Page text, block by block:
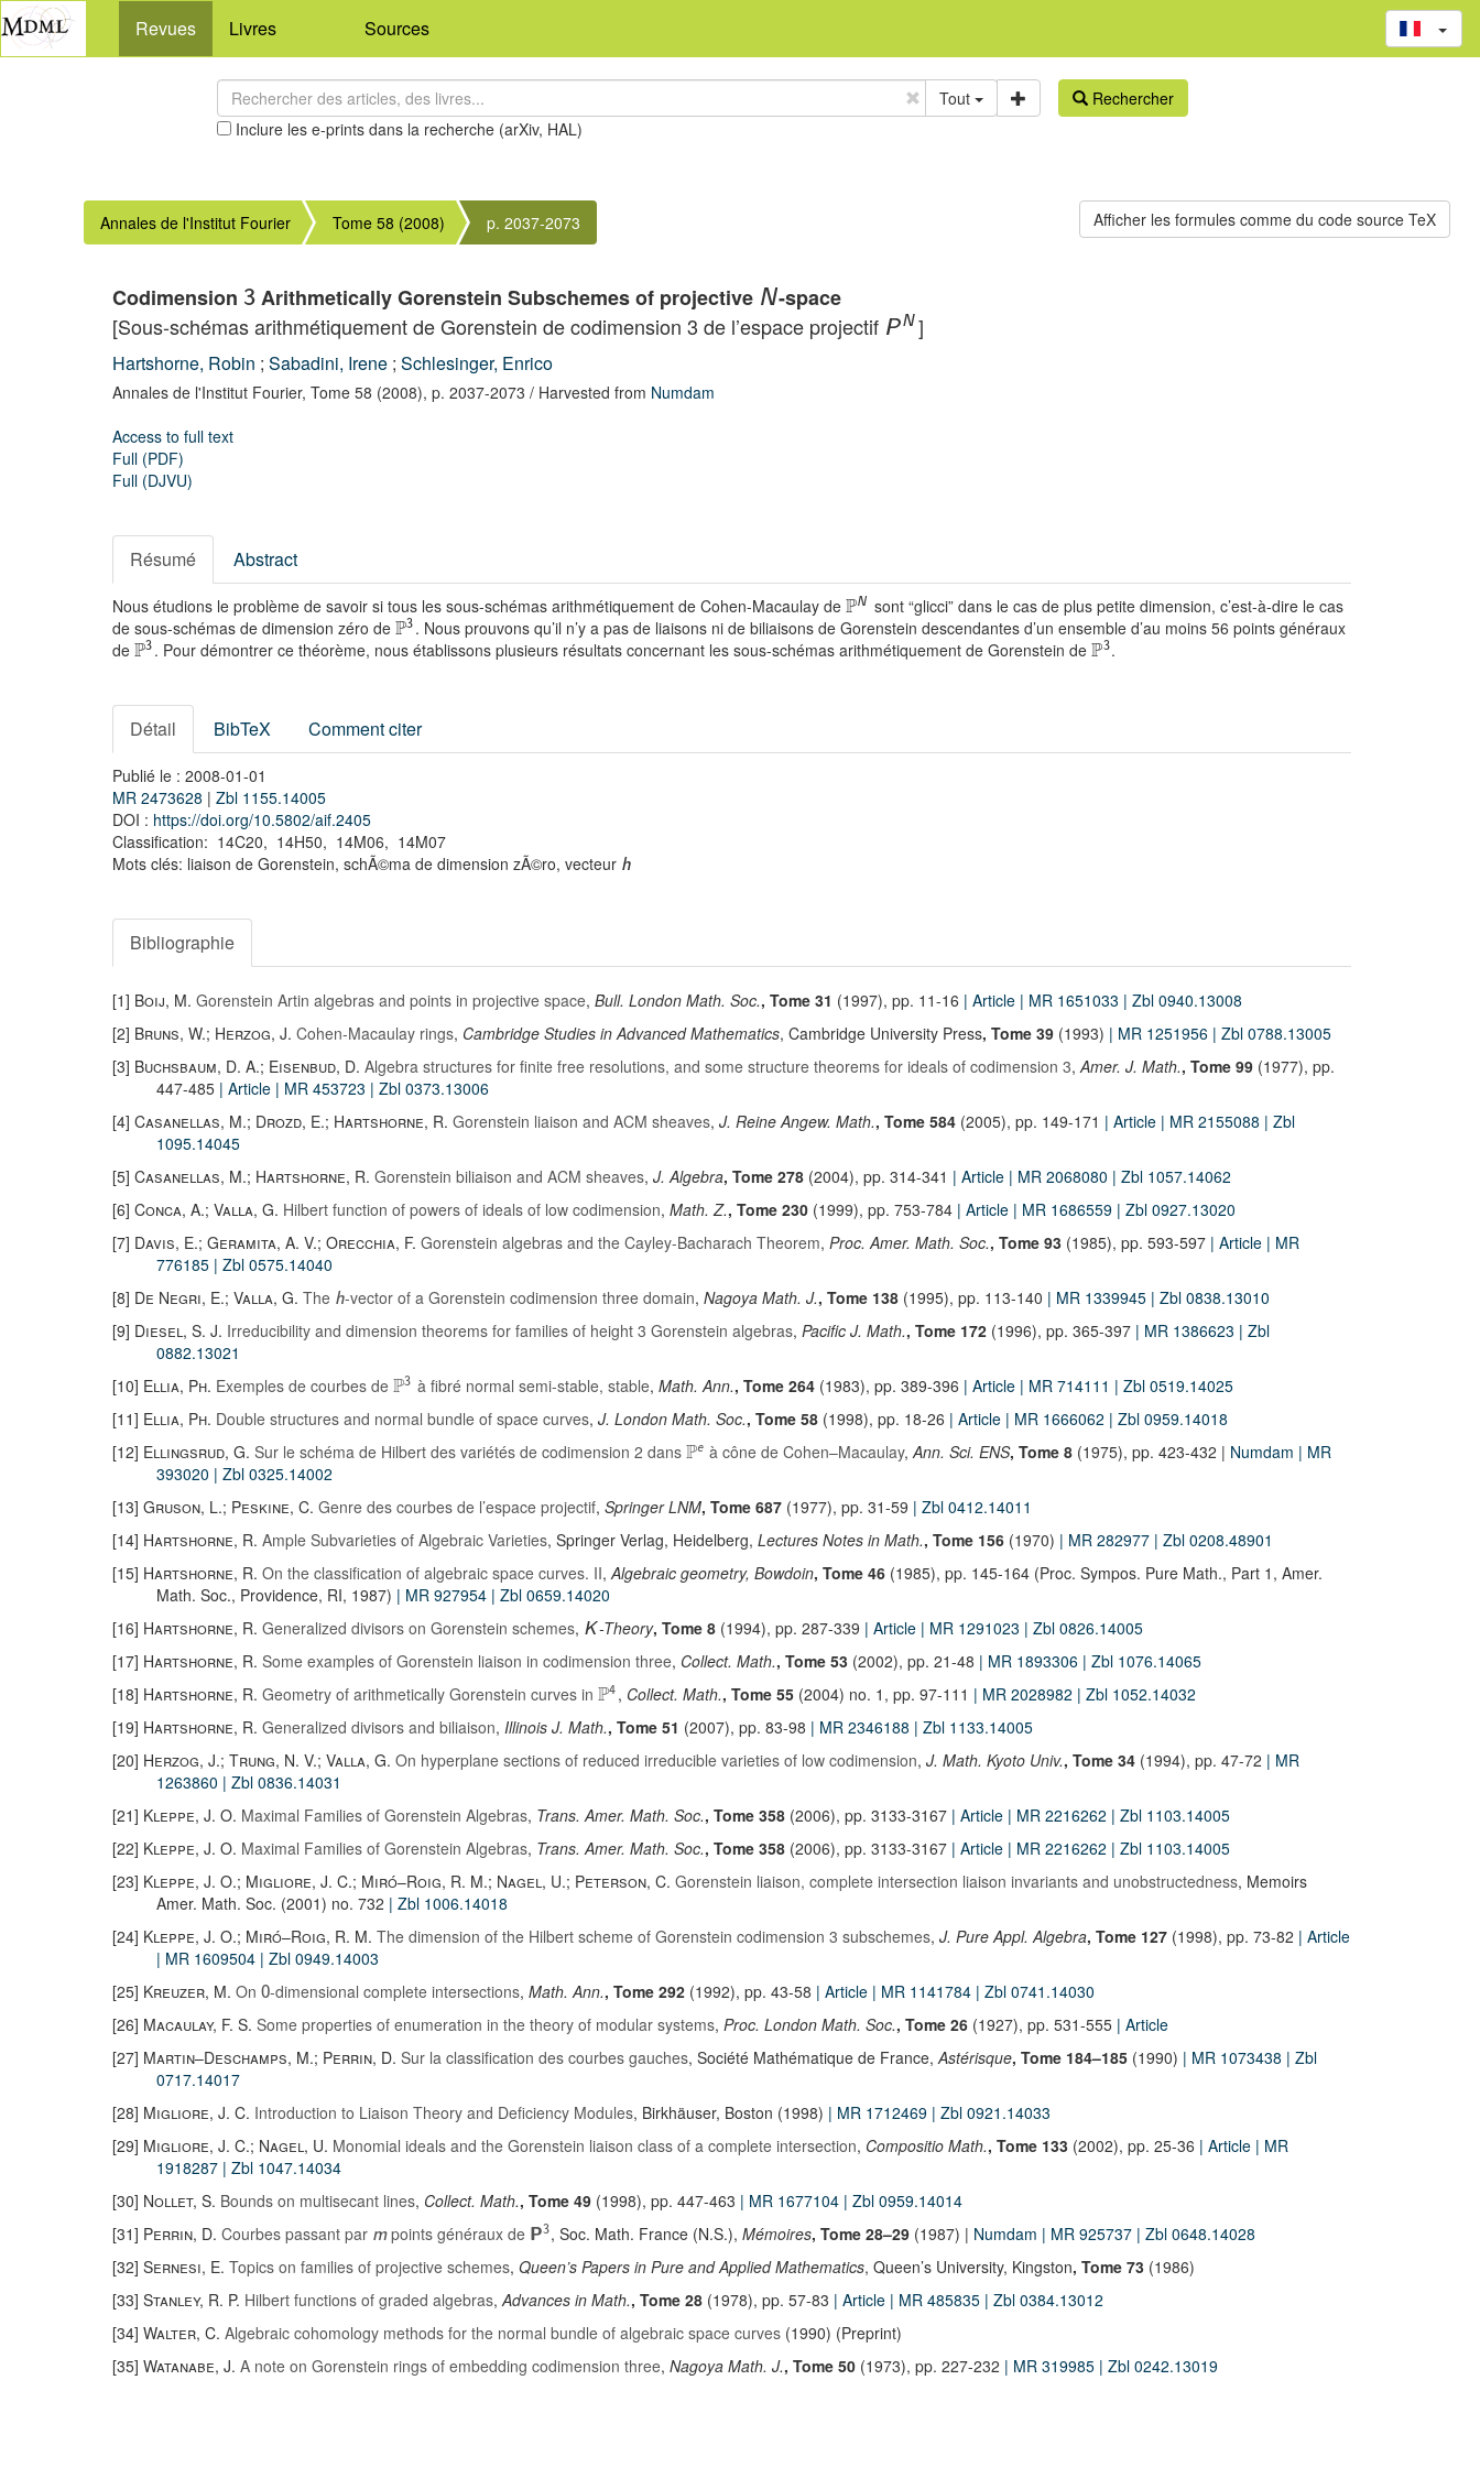
Revues Livres Sources
Tout
Inclure les e-prints dans la recherche (arXiv, HAL)
Rechercher
Annales de l'Institut Fourier Tome 58 (2008) p. 2037-2073
Codimension 3 Arithmetically Gorenstein Subschemes of projective N-space
[Sous-schémas arithmétiquement de Gorenstein de codimension 3 de l’espace projectif PN ]
Hartshorne, Robin ; Sabadini, Irene ; Schlesinger, Enrico
Annales de l'Institut Fourier, Tome 58 (2008), p. 2037-2073 / Harvested from Numdam
Access to full text
Full (PDF)
Full (DJVU)
Résumé Abstract
Nous étudions le problème de savoir si tous les sous-schémas arithmétiquement de Cohen-Macaulay de PN
sont “glicci” dans le cas de plus petite dimension, c’est-à-dire le cas
de sous-schémas de dimension zéro de P3 . Nous prouvons qu’il n’y a pas de liaisons ni de biliaisons de Gorenstein descendantes d’un ensemble d’au moins 56 points généraux
de P3 . Pour démontrer ce théorème, nous établissons plusieurs résultats concernant les sous-schémas arithmétiquement de Gorenstein deP3 .
Détail BibTeX Comment citer
Publié le : 2008-01-01
MR 2473628 | Zbl 1155.14005
DOI : https://doi.org/10.5802/aif.2405
Classification: 14C20, 14H50, 14M06, 14M07
Mots clés: liaison de Gorenstein, schÃ©ma de dimension zÃ©ro, vecteur h
Bibliographie
[1] Boij, M. Gorenstein Artin algebras and points in projective space, Bull. London Math. Soc., Tome 31 (1997), pp. 11-16 | Article | MR 1651033 | Zbl 0940.13008
[2] Bruns, W.; Herzog, J. Cohen-Macaulay rings, Cambridge Studies in Advanced Mathematics, Cambridge University Press, Tome 39 (1993) | MR 1251956 | Zbl 0788.13005
[3] Buchsbaum, D. A.; Eisenbud, D. Algebra structures for finite free resolutions, and some structure theorems for ideals of codimension 3,Amer. J. Math., Tome 99 (1977), pp.
447-485 | Article | MR 453723 | Zbl 0373.13006
[4] Casanellas, M.; Drozd, E.; Hartshorne, R. Gorenstein liaison and ACM sheaves, J. Reine Angew. Math., Tome 584 (2005), pp. 149-171 | Article | MR 2155088 | Zbl
1095.14045
[5] Casanellas, M.; Hartshorne, R. Gorenstein biliaison and ACM sheaves, J. Algebra, Tome 278 (2004), pp. 314-341 | Article | MR 2068080 | Zbl 1057.14062
[6] Conca, A.; Valla, G. Hilbert function of powers of ideals of low codimension, Math. Z., Tome 230 (1999), pp. 753-784 | Article | MR 1686559 | Zbl 0927.13020
[7] Davis, E.; Geramita, A. V.; Orecchia, F. Gorenstein algebras and the Cayley-Bacharach Theorem, Proc. Amer. Math. Soc., Tome 93 (1985), pp. 593-597 | Article | MR
776185 | Zbl 0575.14040
[8] De Negri, E.; Valla, G. The h-vector of a Gorenstein codimension three domain,Nagoya Math. J., Tome 138 (1995), pp. 113-140 | MR 1339945 | Zbl 0838.13010
[9] Diesel, S. J. Irreducibility and dimension theorems for families of height 3 Gorenstein algebras, Pacific J. Math., Tome 172 (1996), pp. 365-397 | MR 1386623 | Zbl
0882.13021
[10] Ellia, Ph. Exemples de courbes de P3 à fibré normal semi-stable, stable,Math. Ann., Tome 264 (1983), pp. 389-396 | Article | MR 714111 | Zbl 0519.14025
[11] Ellia, Ph. Double structures and normal bundle of space curves, J. London Math. Soc., Tome 58 (1998), pp. 18-26 | Article | MR 1666062 | Zbl 0959.14018
[12] Ellingsrud, G. Sur le schéma de Hilbert des variétés de codimension 2 dans Pe à cône de Cohen–Macaulay,Ann. Sci. ENS, Tome 8 (1975), pp. 423-432 | Numdam | MR
393020 | Zbl 0325.14002
[13] Gruson, L.; Peskine, C. Genre des courbes de l’espace projectif, Springer LNM, Tome 687 (1977), pp. 31-59 | Zbl 0412.14011
[14] Hartshorne, R. Ample Subvarieties of Algebraic Varieties, Springer Verlag, Heidelberg, Lectures Notes in Math., Tome 156 (1970) | MR 282977 | Zbl 0208.48901
[15] Hartshorne, R. On the classification of algebraic space curves. II,Algebraic geometry, Bowdoin, Tome 46 (1985), pp. 145-164 (Proc. Sympos. Pure Math., Part 1, Amer.
Math. Soc., Providence, RI, 1987) | MR 927954 | Zbl 0659.14020
[16] Hartshorne, R. Generalized divisors on Gorenstein schemes, K-Theory, Tome 8 (1994), pp. 287-339 | Article | MR 1291023 | Zbl 0826.14005
[17] Hartshorne, R. Some examples of Gorenstein liaison in codimension three, Collect. Math., Tome 53 (2002), pp. 21-48 | MR 1893306 | Zbl 1076.14065
[18] Hartshorne, R. Geometry of arithmetically Gorenstein curves in P4 , Collect. Math., Tome 55 (2004) no. 1, pp. 97-111 | MR 2028982 | Zbl 1052.14032
[19] Hartshorne, R. Generalized divisors and biliaison, Illinois J. Math., Tome 51 (2007), pp. 83-98 | MR 2346188 | Zbl 1133.14005
[20] Herzog, J.; Trung, N. V.; Valla, G. On hyperplane sections of reduced irreducible varieties of low codimension, J. Math. Kyoto Univ., Tome 34 (1994), pp. 47-72 | MR
1263860 | Zbl 0836.14031
[21] Kleppe, J. O. Maximal Families of Gorenstein Algebras, Trans. Amer. Math. Soc., Tome 358 (2006), pp. 3133-3167 | Article | MR 2216262 | Zbl 1103.14005
[22] Kleppe, J. O. Maximal Families of Gorenstein Algebras, Trans. Amer. Math. Soc., Tome 358 (2006), pp. 3133-3167 | Article | MR 2216262 | Zbl 1103.14005
[23] Kleppe, J. O.; Migliore, J. C.; Miró–Roig, R. M.; Nagel, U.; Peterson, C. Gorenstein liaison, complete intersection liaison invariants and unobstructedness, Memoirs
Amer. Math. Soc. (2001) no. 732 | Zbl 1006.14018
[24] Kleppe, J. O.; Miró–Roig, R. M. The dimension of the Hilbert scheme of Gorenstein codimension 3 subschemes, J. Pure Appl. Algebra, Tome 127 (1998), pp. 73-82 | Article
| MR 1609504 | Zbl 0949.14003
[25] Kreuzer, M. On 0-dimensional complete intersections,Math. Ann., Tome 292 (1992), pp. 43-58 | Article | MR 1141784 | Zbl 0741.14030
[26] Macaulay, F. S. Some properties of enumeration in the theory of modular systems, Proc. London Math. Soc., Tome 26 (1927), pp. 531-555 | Article
[27] Martin–Deschamps, M.; Perrin, D. Sur la classification des courbes gauches, Société Mathématique de France,Astérisque, Tome 184–185 (1990) | MR 1073438 | Zbl
0717.14017
[28] Migliore, J. C. Introduction to Liaison Theory and Deficiency Modules, Birkhäuser, Boston (1998) | MR 1712469 | Zbl 0921.14033
[29] Migliore, J. C.; Nagel, U. Monomial ideals and the Gorenstein liaison class of a complete intersection, Compositio Math., Tome 133 (2002), pp. 25-36 | Article | MR
1918287 | Zbl 1047.14034
[30] Nollet, S. Bounds on multisecant lines, Collect. Math., Tome 49 (1998), pp. 447-463 | MR 1677104 | Zbl 0959.14014
[31] Perrin, D. Courbes passant par mpoints généraux de P3, Soc. Math. France (N.S.),Mémoires, Tome 28–29 (1987) | Numdam | MR 925737 | Zbl 0648.14028
[32] Sernesi, E. Topics on families of projective schemes, Queen’s Papers in Pure and Applied Mathematics, Queen’s University, Kingston, Tome 73 (1986)
[33] Stanley, R. P. Hilbert functions of graded algebras,Advances in Math., Tome 28 (1978), pp. 57-83 | Article | MR 485835 | Zbl 0384.13012
[34] Walter, C. Algebraic cohomology methods for the normal bundle of algebraic space curves (1990) (Preprint)
[35] Watanabe, J. A note on Gorenstein rings of embedding codimension three, Nagoya Math. J., Tome 50 (1973), pp. 227-232 | MR 319985 | Zbl 0242.13019